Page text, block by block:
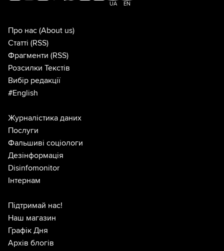
UA EN
Про нас (About us)
Статті (RSS)
Фрагменти (RSS)
Розсилки Текстів
Вибір редакції
#English
Журналістика даних
Послуги
Фальшиві соціологи
Дезінформація
Disinfomonitor
Інтернам
Підтримай нас!
Наш магазин
Графік Дня
Архів блогів